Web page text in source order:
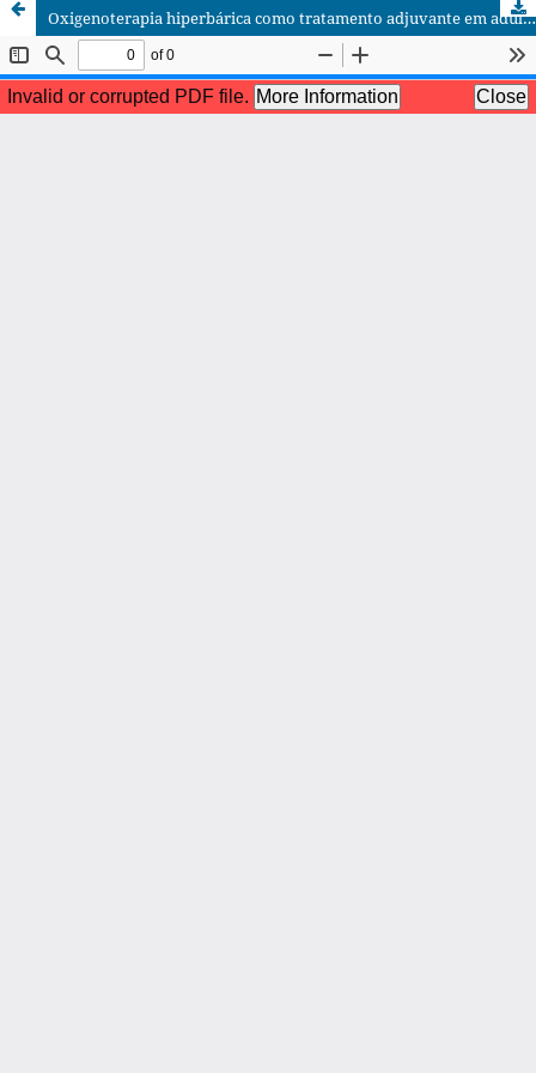
Oxigenoterapia hiperbárica como tratamento adjuvante em adultos com gangrena de Fournier